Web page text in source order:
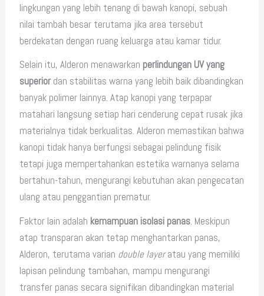
lingkungan yang lebih tenang di bawah kanopi, sebuah
nilai tambah besar terutama jika area tersebut
berdekatan dengan ruang keluarga atau kamar tidur.
Selain itu, Alderon menawarkan perlindungan UV yang
superior dan stabilitas warna yang lebih baik dibandingkan
banyak polimer lainnya. Atap kanopi yang terpapar
matahari langsung setiap hari cenderung cepat rusak jika
materialnya tidak berkualitas. Alderon memastikan bahwa
kanopi tidak hanya berfungsi sebagai pelindung fisik
tetapi juga mempertahankan estetika warnanya selama
bertahun-tahun, mengurangi kebutuhan akan pengecatan
ulang atau penggantian prematur.
Faktor lain adalah kemampuan isolasi panas. Meskipun
atap transparan akan tetap menghantarkan panas,
Alderon, terutama varian double layeratau yang memiliki
lapisan pelindung tambahan, mampu mengurangi
transfer panas secara signifikan dibandingkan material